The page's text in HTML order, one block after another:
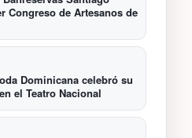
Congreso de Artesanos de
Dominicana celebró su
el Teatro Nacional